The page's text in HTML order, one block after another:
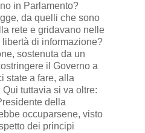
in Parlamento?
da quelli che sono
rete e gridavano nelle
di informazione?
sostenuta da un
il Governo a
state a fare, alla
tuttavia si va oltre:
della
occuparsene, visto
dei principi